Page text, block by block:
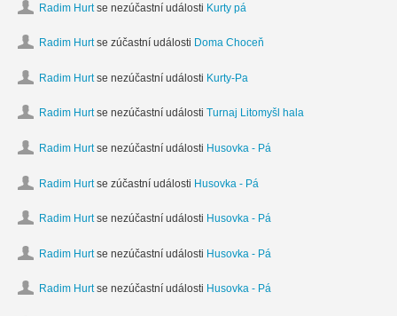
Radim Hurtse nezúčastní události Kurty pá
Radim Hurtse zúčastní události Doma Choceň
Radim Hurtse nezúčastní události Kurty-Pa
Radim Hurtse nezúčastní události Turnaj Litomyšl hala
Radim Hurtse nezúčastní události Husovka - Pá
Radim Hurtse zúčastní události Husovka - Pá
Radim Hurtse nezúčastní události Husovka - Pá
Radim Hurtse nezúčastní události Husovka - Pá
Radim Hurtse nezúčastní události Husovka - Pá